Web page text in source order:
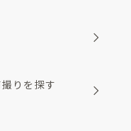
りを探す